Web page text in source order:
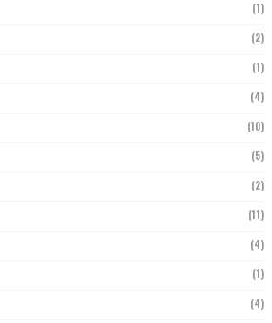
(1)
(2)
(1)
(4)
(10)
(5)
(2)
(11)
(4)
(1)
(4)